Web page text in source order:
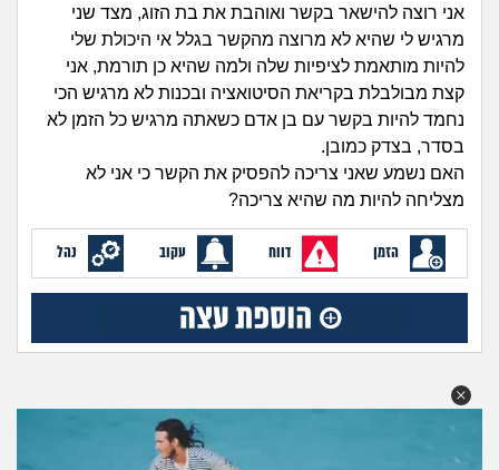
מתבגרים
מהבקו"ם... ועד מתי?!
חברים ואנשים
בית, שכנים ושותפים
שומרים על הגוף
אני רוצה להישאר בקשר ואוהבת את בת הזוג, מצד שני
מרגיש לי שהיא לא מרוצה מהקשר בגלל אי היכולת שלי
להיות מותאמת לציפיות שלה ולמה שהיא כן תורמת, אני
קצת מבולבלת בקריאת הסיטואציה ובכנות לא מרגיש הכי
נחמד להיות בקשר עם בן אדם כשאתה מרגיש כל הזמן לא
בסדר, בצדק כמובן.
האם נשמע שאני צריכה להפסיק את הקשר כי אני לא
מצליחה להיות מה שהיא צריכה?
הזמן דווח עקוב נהל